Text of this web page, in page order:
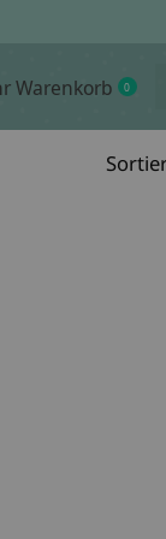
Warenkorb 0items